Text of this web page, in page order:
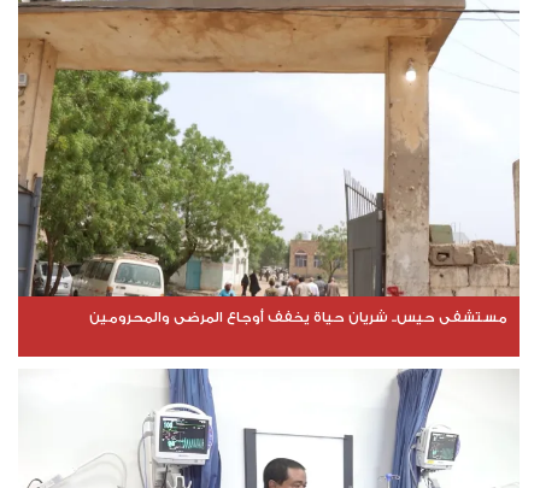
مستشفى حيس.. شريان حياة يخفف أوجاع المرضى والمحرومين